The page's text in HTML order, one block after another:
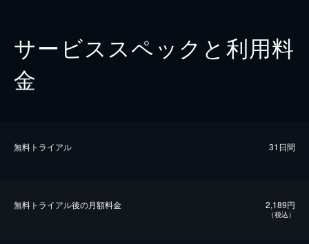
サービススペックと利用料
金
無料トライアル 31日間
無料トライアル後の⽉額料金 2,189円
（税込）